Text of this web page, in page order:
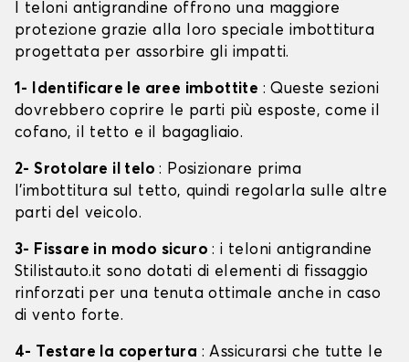
I teloni antigrandine offrono una maggiore
protezione grazie alla loro speciale imbottitura
progettata per assorbire gli impatti.
1- Identificare le aree imbottite : Queste sezioni
dovrebbero coprire le parti più esposte, come il
cofano, il tetto e il bagagliaio.
2- Srotolare il telo: Posizionare prima
l'imbottitura sul tetto, quindi regolarla sulle altre
parti del veicolo.
3- Fissare in modo sicuro: i teloni antigrandine
Stilistauto.it sono dotati di elementi di fissaggio
rinforzati per una tenuta ottimale anche in caso
di vento forte.
4- Testare la copertura : Assicurarsi che tutte le